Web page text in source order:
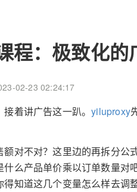
程：极致化的
02-23 02:24:17
接着讲广告这一趴。yiluproxy
额对不对？这里边的再拆分
什么产品单价乘以订单数量
知道这几个变量怎么样去调